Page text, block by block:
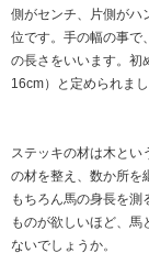
側がセンチ、片側がハ
位です。手の幅の事で
の長さをいいます。初
16cm）と定められまし
ステッキの材は木と
の材を整え、数か所を
もちろん馬の身長を測
ものが欲しいほど、馬
ないでしょうか。